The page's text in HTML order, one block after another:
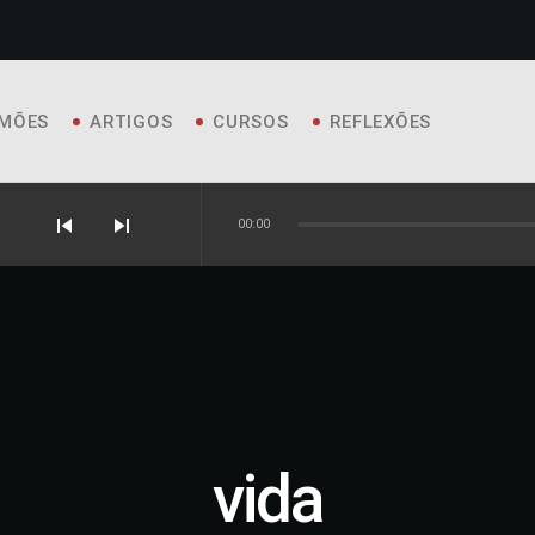
ARTIGOS CURSOS REFLEXÕES
skip_previous skip_next 00:00
vida